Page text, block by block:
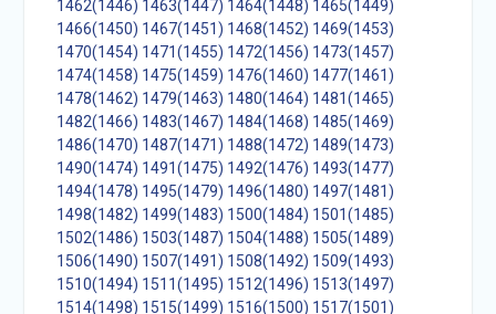
1462(1446) 1463(1447) 1464(1448) 1465(1449)
1466(1450) 1467(1451) 1468(1452) 1469(1453)
1470(1454) 1471(1455) 1472(1456) 1473(1457)
1474(1458) 1475(1459) 1476(1460) 1477(1461)
1478(1462) 1479(1463) 1480(1464) 1481(1465)
1482(1466) 1483(1467) 1484(1468) 1485(1469)
1486(1470) 1487(1471) 1488(1472) 1489(1473)
1490(1474) 1491(1475) 1492(1476) 1493(1477)
1494(1478) 1495(1479) 1496(1480) 1497(1481)
1498(1482) 1499(1483) 1500(1484) 1501(1485)
1502(1486) 1503(1487) 1504(1488) 1505(1489)
1506(1490) 1507(1491) 1508(1492) 1509(1493)
1510(1494) 1511(1495) 1512(1496) 1513(1497)
1514(1498) 1515(1499) 1516(1500) 1517(1501)